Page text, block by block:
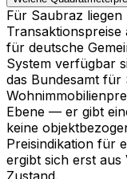
Für Saubraz
Transaktionspreise
für deutsche
System verfügbar
das Bundesamt für
Ebene — er gibt
keine
Preisindikation für
ergibt sich erst aus